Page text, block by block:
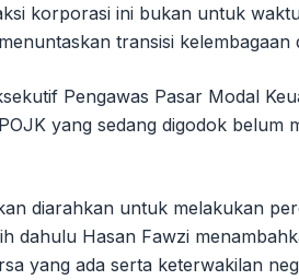
korporasi ini bukan untuk
transisi kelembagaan
Pengawas Pasar Modal
yang sedang digodok belum
diarahkan untuk melakukan
dahulu Hasan Fawzi
yang ada serta keterwakilan